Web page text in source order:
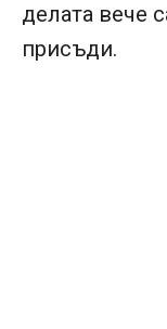
делата вече
присъди.